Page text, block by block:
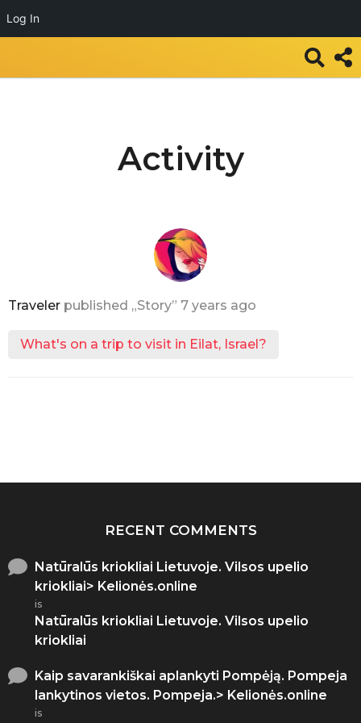
Log In
Activity
Traveler published „Story” 7 years ago
What's on a trip to visit in Eilat, Israel?
RECENT COMMENTS
Natūralūs kriokliai Lietuvoje. Vilsos upelio
kriokliai> Kelionės.online
is
Natūralūs kriokliai Lietuvoje. Vilsos upelio
kriokliai
Kaip savarankiškai aplankyti Pompėją. Pompeja
lankytinos vietos. Pompeja.> Kelionės.online
is